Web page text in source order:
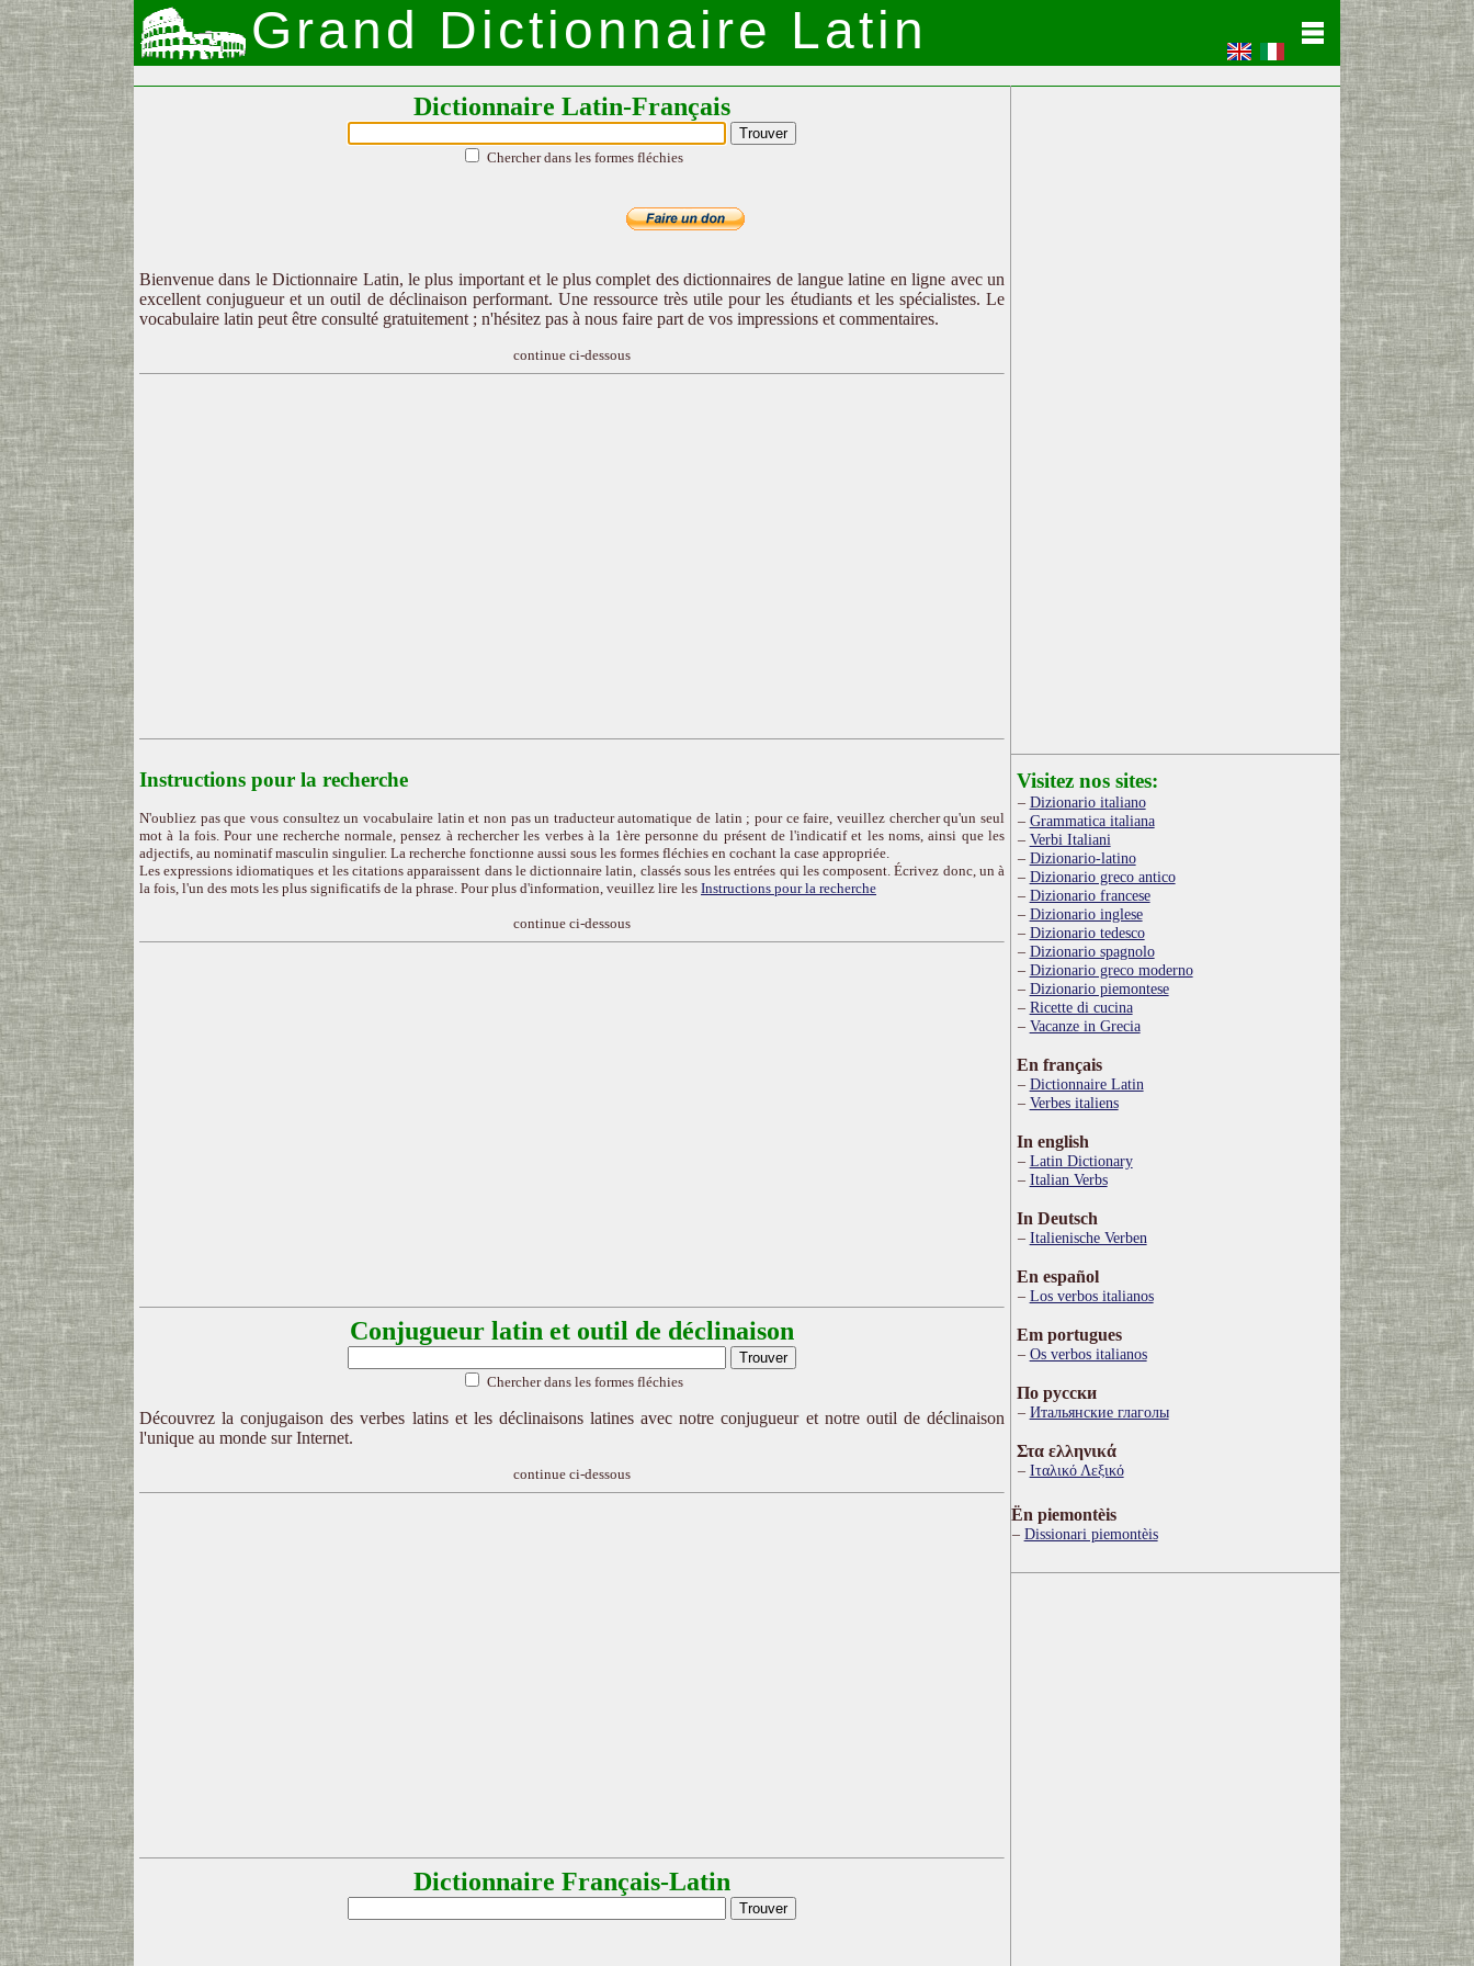
Grand Dictionnaire Latin
Dictionnaire Latin-Français
Chercher dans les formes fléchies
Bienvenue dans le Dictionnaire Latin, le plus important et le plus complet des dictionnaires de langue latine en ligne avec un
excellent conjugueur et un outil de déclinaison performant. Une ressource très utile pour les étudiants et les spécialistes. Le
vocabulaire latin peut être consulté gratuitement ; n'hésitez pas à nous faire part de vos impressions et commentaires.
continue ci-dessous
Instructions pour la recherche
N'oubliez pas que vous consultez un vocabulaire latin et non pas un traducteur automatique de latin ; pour ce faire, veuillez chercher qu'un seul
mot à la fois. Pour une recherche normale, pensez à rechercher les verbes à la 1ère personne du présent de l'indicatif et les noms, ainsi que les
adjectifs, au nominatif masculin singulier. La recherche fonctionne aussi sous les formes fléchies en cochant la case appropriée.
Les expressions idiomatiques et les citations apparaissent dans le dictionnaire latin, classés sous les entrées qui les composent. Écrivez donc, un à
la fois, l'un des mots les plus significatifs de la phrase. Pour plus d'information, veuillez lire les Instructions pour la recherche
continue ci-dessous
Conjugueur latin et outil de déclinaison
Chercher dans les formes fléchies
Découvrez la conjugaison des verbes latins et les déclinaisons latines avec notre conjugueur et notre outil de déclinaison
l'unique au monde sur Internet.
continue ci-dessous
Dictionnaire Français-Latin
Visitez nos sites:
Dizionario italiano
Grammatica italiana
Verbi Italiani
Dizionario-latino
Dizionario greco antico
Dizionario francese
Dizionario inglese
Dizionario tedesco
Dizionario spagnolo
Dizionario greco moderno
Dizionario piemontese
Ricette di cucina
Vacanze in Grecia
En français
Dictionnaire Latin
Verbes italiens
In english
Latin Dictionary
Italian Verbs
In Deutsch
Italienische Verben
En español
Los verbos italianos
Em portugues
Os verbos italianos
По русски
Итальянские глаголы
Στα ελληνικά
Ιταλικό Λεξικό
Ën piemontèis
Dissionari piemontèis